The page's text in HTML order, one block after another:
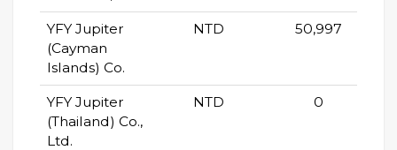
YFY Jupiter
(Cayman
Islands) Co.
NTD 50,997
YFY Jupiter
(Thailand) Co.,
Ltd.
NTD 0